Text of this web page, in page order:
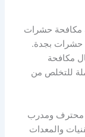
مكافحة حشرات
حشرات بجدة.
مكافحة
للتخلص من
محترف ومدرب
والمعدات